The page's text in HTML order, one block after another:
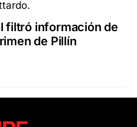
filtró información de
de Pillín